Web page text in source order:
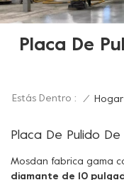
Placa De
Estás Dentro : / Hogar
Placa De Pulido
Mosdan fabrica gama
diamante de 10